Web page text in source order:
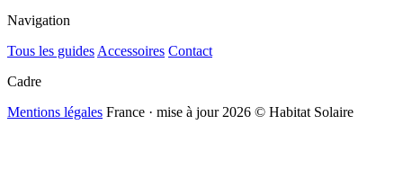
Navigation
Tous les guides Accessoires Contact
Cadre
Mentions légales France · mise à jour 2026 © Habitat Solaire